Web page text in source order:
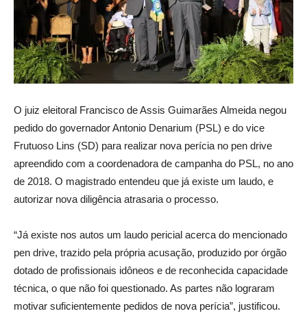
O juiz eleitoral Francisco de Assis Guimarães Almeida negou
pedido do governador Antonio Denarium (PSL) e do vice
Frutuoso Lins (SD) para realizar nova perícia no pen drive
apreendido com a coordenadora de campanha do PSL, no ano
de 2018. O magistrado entendeu que já existe um laudo, e
autorizar nova diligência atrasaria o processo.
“Já existe nos autos um laudo pericial acerca do mencionado
pen drive, trazido pela própria acusação, produzido por órgão
dotado de profissionais idôneos e de reconhecida capacidade
técnica, o que não foi questionado. As partes não lograram
motivar suficientemente pedidos de nova perícia”, justificou.